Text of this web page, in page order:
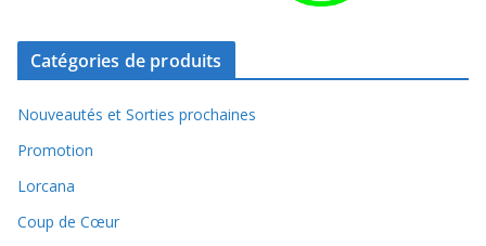
Catégories de produits
Nouveautés et Sorties prochaines
Promotion
Lorcana
Coup de Cœur